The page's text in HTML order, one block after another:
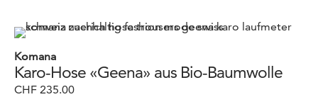
Komana
Karo-Hose «Geena» aus Bio-Baumwolle
CHF 235.00